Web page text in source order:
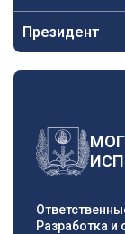
Президент
Разработка